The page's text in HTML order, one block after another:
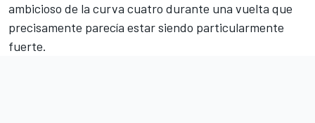
ambicioso de la curva cuatro durante una vuelta que
precisamente parecía estar siendo particularmente
fuerte.